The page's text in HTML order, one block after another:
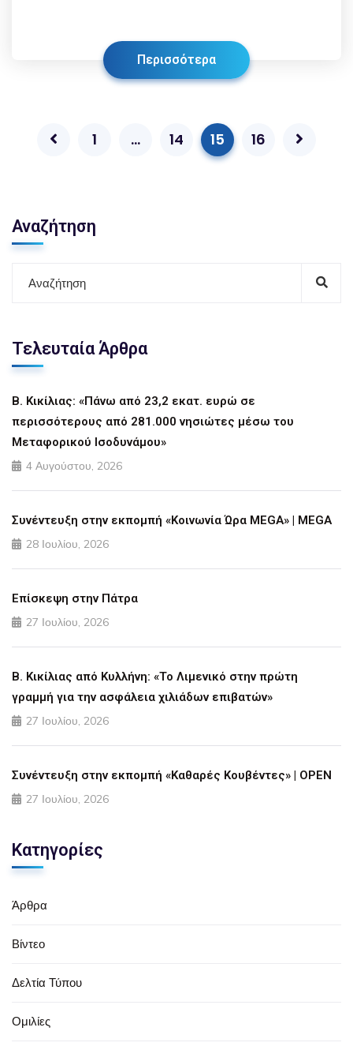
Περισσότερα
1 … 14 15 16
Αναζήτηση
Τελευταία Άρθρα
Β. Κικίλιας: «Πάνω από 23,2 εκατ. ευρώ σε
περισσότερους από 281.000 νησιώτες μέσω του
Μεταφορικού Ισοδυνάμου»
4 Αυγούστου, 2026
Συνέντευξη στην εκπομπή «Κοινωνία Ώρα MEGA» | MEGA
28 Ιουλίου, 2026
Επίσκεψη στην Πάτρα
27 Ιουλίου, 2026
Β. Κικίλιας από Κυλλήνη: «Το Λιμενικό στην πρώτη
γραμμή για την ασφάλεια χιλιάδων επιβατών»
27 Ιουλίου, 2026
Συνέντευξη στην εκπομπή «Καθαρές Κουβέντες» | OPEN
27 Ιουλίου, 2026
Κατηγορίες
Άρθρα
Βίντεο
Δελτία Τύπου
Ομιλίες